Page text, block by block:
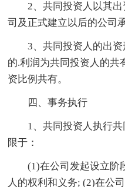
2、共同投资人以其
司及正式建立以后的公司
3、共同投资人的出
的.利润为共同投资人的共
资比例共有。
四、事务执行
1、共同投资人执行
限于：
(1)在公司发起设立阶
人的权利和义务; (2)在公